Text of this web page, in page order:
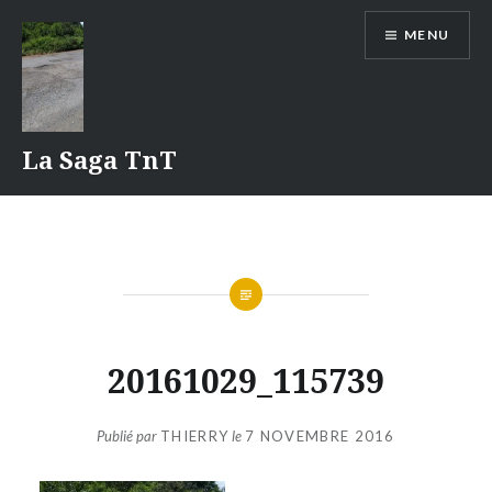
contenu
La Saga TnT
MENU
20161029_115739
Publié par THIERRYle 7 NOVEMBRE 2016